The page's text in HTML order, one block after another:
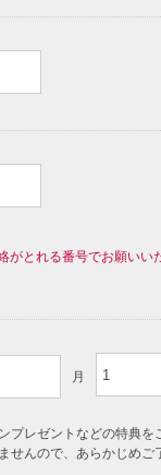
がとれる番号でお願いい
月 1
プレゼントなどの特典を
せんので、あらかじめご